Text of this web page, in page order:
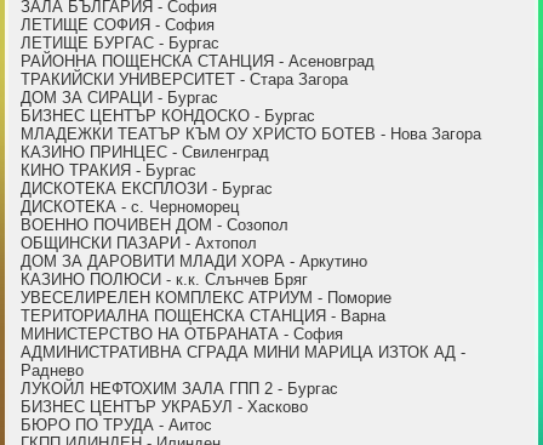
ЗАЛА БЪЛГАРИЯ - София
ЛЕТИЩЕ СОФИЯ - София
ЛЕТИЩЕ БУРГАС - Бургас
РАЙОННА ПОЩЕНСКА СТАНЦИЯ - Асеновград
ТРАКИЙСКИ УНИВЕРСИТЕТ - Стара Загора
ДОМ ЗА СИРАЦИ - Бургас
БИЗНЕС ЦЕНТЪР КОНДОСКО - Бургас
МЛАДЕЖКИ ТЕАТЪР КЪМ ОУ ХРИСТО БОТЕВ - Нова Загора
КАЗИНО ПРИНЦЕС - Свиленград
КИНО ТРАКИЯ - Бургас
ДИСКОТЕКА ЕКСПЛОЗИ - Бургас
ДИСКОТЕКА - с. Черноморец
ВОЕННО ПОЧИВЕН ДОМ - Созопол
ОБЩИНСКИ ПАЗАРИ - Ахтопол
ДОМ ЗА ДАРОВИТИ МЛАДИ ХОРА - Аркутино
КАЗИНО ПОЛЮСИ - к.к. Слънчев Бряг
УВЕСЕЛИРЕЛЕН КОМПЛЕКС АТРИУМ - Поморие
ТЕРИТОРИАЛНА ПОЩЕНСКА СТАНЦИЯ - Варна
МИНИСТЕРСТВО НА ОТБРАНАТА - София
АДМИНИСТРАТИВНА СГРАДА МИНИ МАРИЦА ИЗТОК АД -
Раднево
ЛУКОЙЛ НЕФТОХИМ ЗАЛА ГПП 2 - Бургас
БИЗНЕС ЦЕНТЪР УКРАБУЛ - Хасково
БЮРО ПО ТРУДА - Аитос